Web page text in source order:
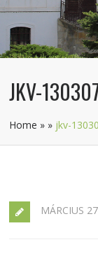
JKV-
Home » » jkv-
MÁRCIUS